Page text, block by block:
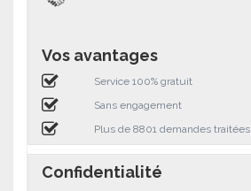
Vos avantages
Service 100% gratuit
Sans engagement
Plus de 8801 demandes traitées
Confidentialité